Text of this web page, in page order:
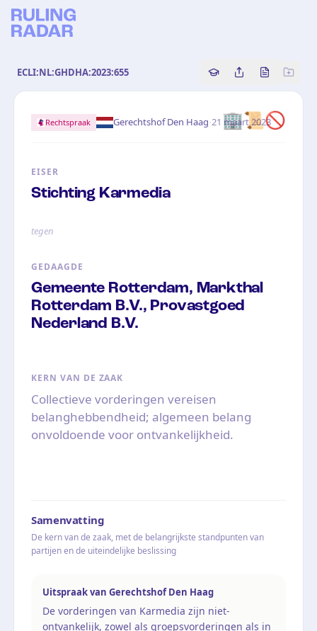
ECLI:NL:GHDHA:2023:655 Copy source
Share this
Bekijk
🏢📜🚫
Rechtspraak Gerechtshof Den Haag·21 maart 2023
EISER
Stichting Karmedia
tegen
GEDAAGDE
Gemeente Rotterdam, Markthal
Rotterdam B.V., Provastgoed
Nederland B.V.
KERN VAN DE ZAAK
Collectieve vorderingen vereisen
belanghebbendheid; algemeen belang
onvoldoende voor ontvankelijkheid.
Samenvatting
De kern van de zaak, met de belangrijkste standpunten van
partijen en de uiteindelijke beslissing
Uitspraak van Gerechtshof Den Haag
De vorderingen van Karmedia zijn niet-
ontvankelijk, zowel als groepsvorderingen als in